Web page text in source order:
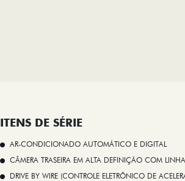
ITENS DE SÉRIE
AR-CONDICIONADO AUTOMÁTICO E DIGITAL
CÂMERA TRASEIRA EM ALTA DEFINIÇÃO COM
DRIVE BY WIRE (CONTROLE ELETRÔNICO DE